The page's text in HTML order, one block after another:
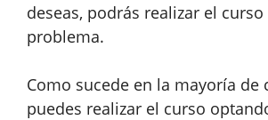
deseas, podrás realizar el
problema.
Como sucede en la mayoría de
puedes realizar el curso